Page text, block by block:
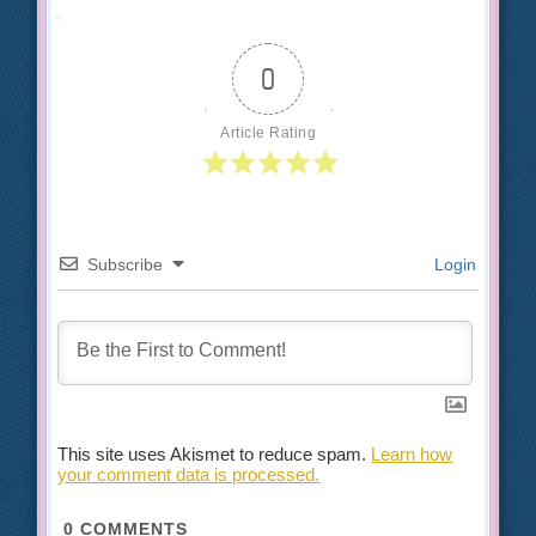
0
Article Rating
Subscribe Login
This site uses Akismet to reduce spam. Learn how
your comment data is processed.
0 COMMENTS